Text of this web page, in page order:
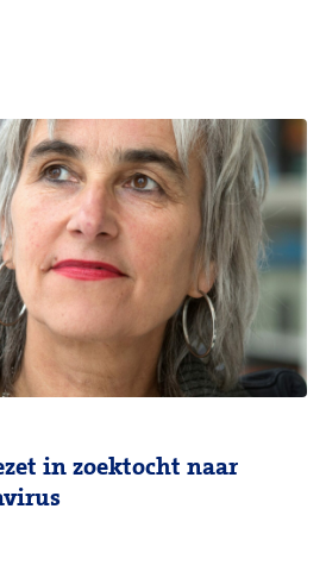
in zoektocht naar